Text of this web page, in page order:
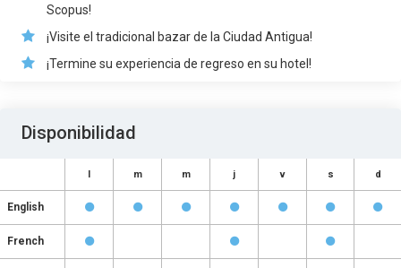
Scopus!
¡Visite el tradicional bazar de la Ciudad Antigua!
¡Termine su experiencia de regreso en su hotel!
Disponibilidad
l m m j v s d
English
French